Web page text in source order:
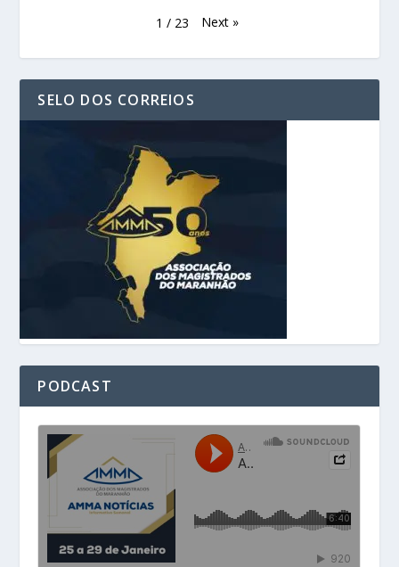
1 / 23 Next »
SELO DOS CORREIOS
PODCAST